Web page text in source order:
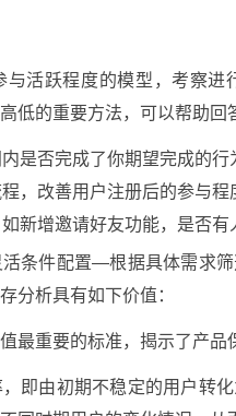
与活跃程度的模型，考察
低的重要方法，可以帮助回
是否完成了你期望完成的行
，改善用户注册后的参与程
新增邀请好友功能，是否有
条件配置—根据具体需求
分析具有如下价值：
最重要的标准，揭示了产品
即由初期不稳定的用户转